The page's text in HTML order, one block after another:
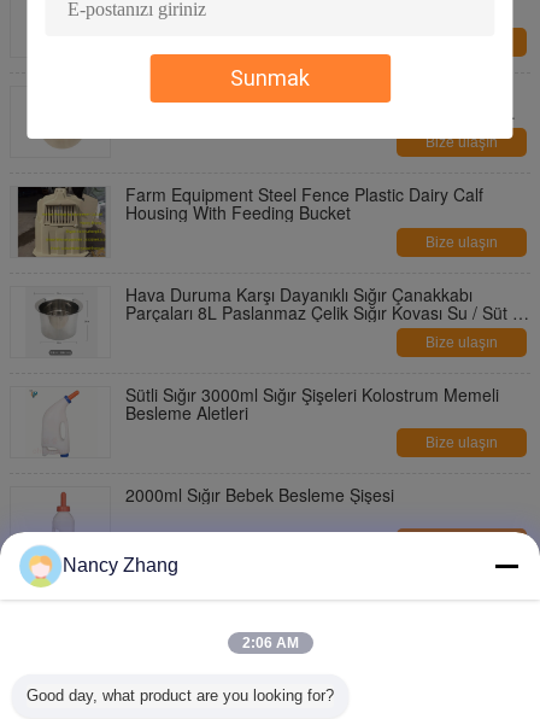
Sunmak
Paslanmaz Çelik Buzağı Kulübesi Yemlikleri,
Bize ulaşın
Farm Equipment Steel Fence Plastic Dairy Calf
Housing With Feeding Bucket
Bize ulaşın
Hava Duruma Karşı Dayanıklı Sığır Çanakkabı
Parçaları 8L Paslanmaz Çelik Sığır Kovası Su / Süt /
Bize ulaşın
Sütli Sığır 3000ml Sığır Şişeleri Kolostrum Memeli
Besleme Aletleri
Bize ulaşın
2000ml Sığır Bebek Besleme Şişesi
1500ml Süt Makinaları Aletleri Besleme Bebek Kuzu
100L taşınabilir bebek ineği besleme arabası ve süt
Nancy Zhang
2:06 AM
Good day, what product are you looking for?